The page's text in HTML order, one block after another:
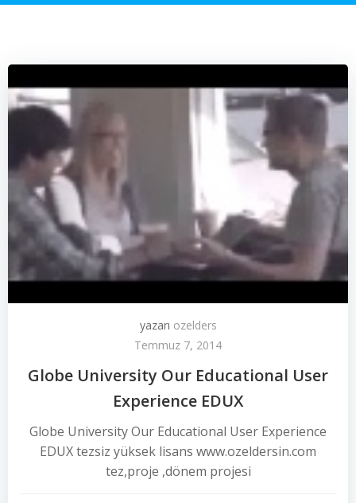
yazarı ozelders
Temmuz 7, 2014
Globe University Our Educational User
Experience EDUX
Globe University Our Educational User Experience
EDUX tezsiz yüksek lisans www.ozeldersin.com
tez,proje ,dönem projesi